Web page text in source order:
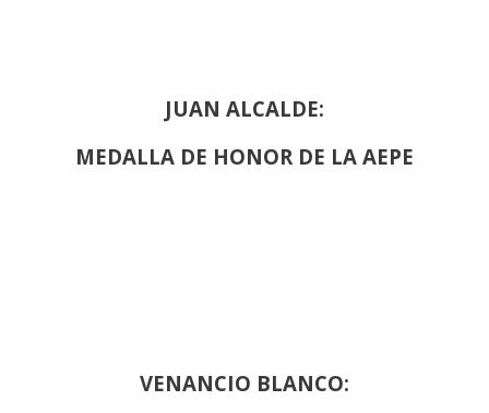
JUAN ALCALDE:
MEDALLA DE HONOR DE LA AEPE
VENANCIO BLANCO: